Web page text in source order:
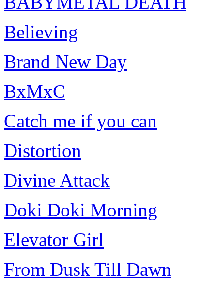
Believing
Brand New Day
BxMxC
Catch me if you can
Distortion
Divine Attack
Doki Doki Morning
Elevator Girl
From Dusk Till Dawn